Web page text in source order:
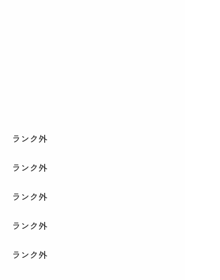
ランク外
ランク外
ランク外
ランク外
ランク外